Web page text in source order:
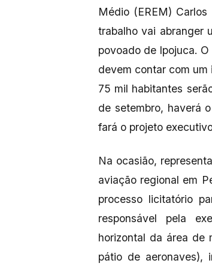
Médio (EREM)
trabalho vai abranger
povoado de Ipojuca.
devem contar com um
75 mil habitantes
de setembro, haverá
fará o projeto
Na ocasião,
aviação regional em
processo licitatório
responsável pela
horizontal da área de
pátio de aeronaves),